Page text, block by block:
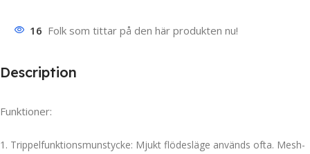
16 Folk som tittar på den här produkten nu!
Description
Funktioner:
1. Trippelfunktionsmunstycke: Mjukt flödesläge används ofta. Mesh-